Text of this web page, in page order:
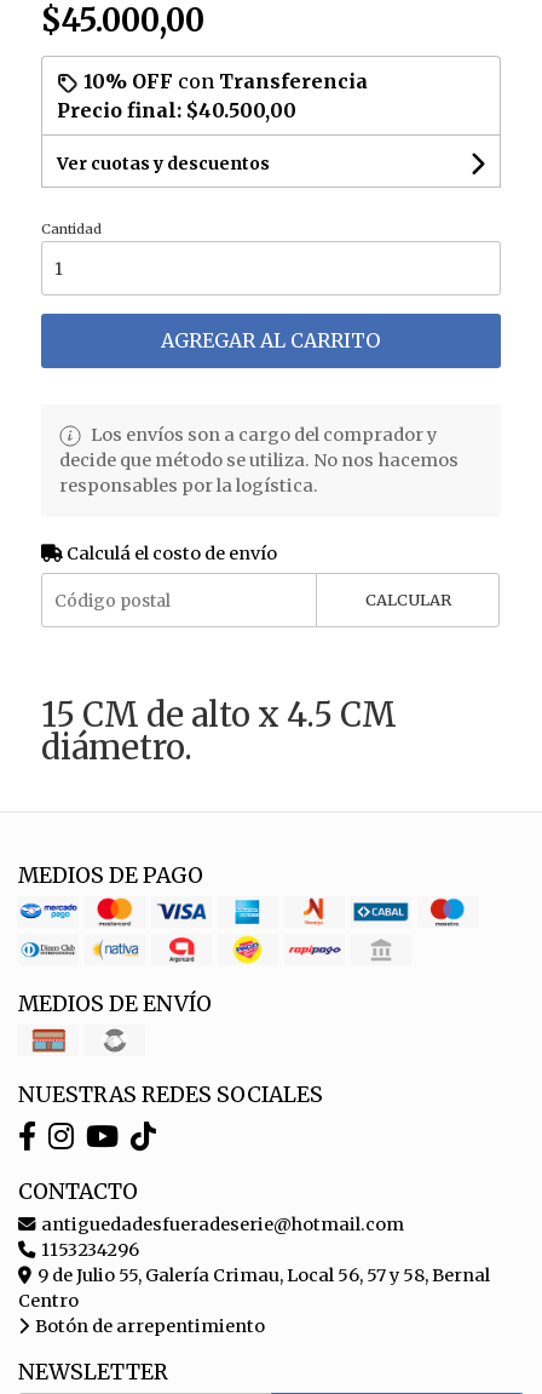
$45.000,00
10% OFF con Transferencia
Precio final: $40.500,00
Ver cuotas y descuentos
Cantidad
AGREGAR AL CARRITO
Los envíos son a cargo del comprador y
decide que método se utiliza. No nos hacemos
responsables por la logística.
Calculá el costo de envío
CALCULAR
15 CM de alto x 4.5 CM
diámetro.
MEDIOS DE PAGO
MEDIOS DE ENVÍO
NUESTRAS REDES SOCIALES
CONTACTO
antiguedadesfueradeserie@hotmail.com
1153234296
9 de Julio 55, Galería Crimau, Local 56, 57 y 58, Bernal
Centro
Botón de arrepentimiento
NEWSLETTER